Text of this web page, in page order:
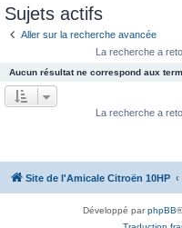
Sujets actifs
Aller sur la recherche avancée
La recherche a
Aucun résultat ne correspond aux
La recherche a
Site de l'Amicale Citroën 10HP
Développé parphpBB